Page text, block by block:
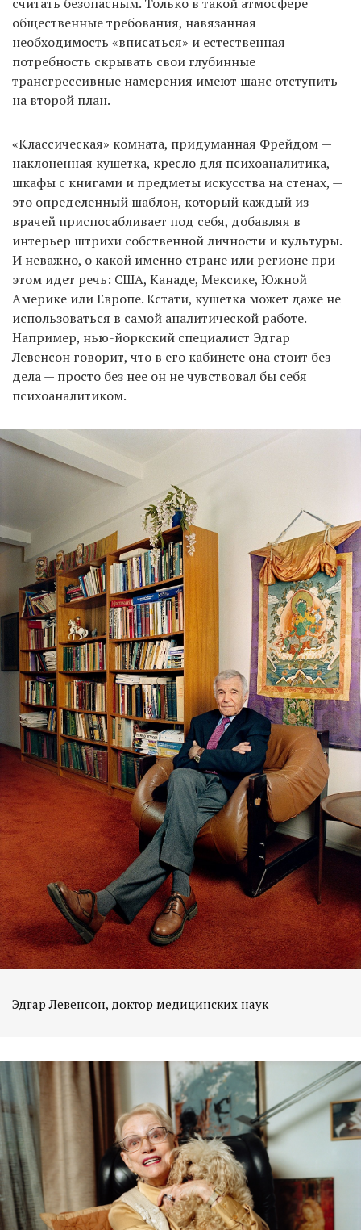
общественные требования, навязанная
необходимость «вписаться» и естественная
потребность скрывать свои глубинные
трансгрессивные намерения имеют шанс отступить
на второй план.
«Классическая» комната, придуманная Фрейдом —
наклоненная кушетка, кресло для психоаналитика,
шкафы с книгами и предметы искусства на стенах, —
это определенный шаблон, который каждый из
врачей приспосабливает под себя, добавляя в
интерьер штрихи собственной личности и культуры.
И неважно, о какой именно стране или регионе при
этом идет речь: США, Канаде, Мексике, Южной
Америке или Европе. Кстати, кушетка может даже не
использоваться в самой аналитической работе.
Например, нью-йоркский специалист Эдгар
Левенсон говорит, что в его кабинете она стоит без
дела — просто без нее он не чувствовал бы себя
психоаналитиком.
Эдгар Левенсон, доктор медицинских наук